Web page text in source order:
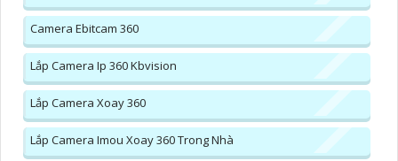
Camera Ebitcam 360
Lắp Camera Ip 360 Kbvision
Lắp Camera Xoay 360
Lắp Camera Imou Xoay 360 Trong Nhà